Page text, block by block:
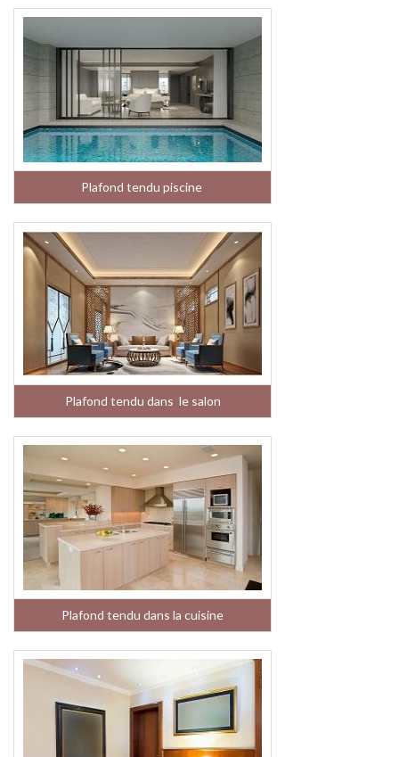
Plafond tendu piscine
Plafond tendu dans le salon
Plafond tendu dans la cuisine